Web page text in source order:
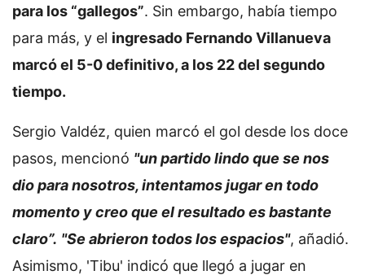
para los “gallegos”. Sin embargo, había tiempo
para más, y el ingresado Fernando Villanueva
marcó el 5-0 definitivo, a los 22 del segundo
tiempo.
Sergio Valdéz, quien marcó el gol desde los doce
pasos, mencionó "un partido lindo que se nos
dio para nosotros, intentamos jugar en todo
momento y creo que el resultado es bastante
claro”. "Se abrieron todos los espacios", añadió.
Asimismo, 'Tibu' indicó que llegó a jugar en